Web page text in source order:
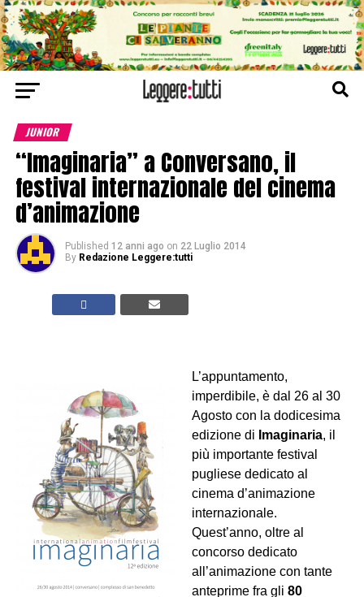
JUNIOR
“Imaginaria” a Conversano, il
festival internazionale del cinema
d’animazione
Published 12 anni ago on 22 Luglio 2014
By Redazione Leggere:tutti
L’appuntamento,
imperdibile, è dal 26 al 30
Agosto con la dodicesima
edizione di Imaginaria, il
più importante festival
pugliese dedicato al
cinema d’animazione
internazionale.
Quest’anno, oltre al
concorso dedicato
all’animazione con tante
anteprime fra gli 80